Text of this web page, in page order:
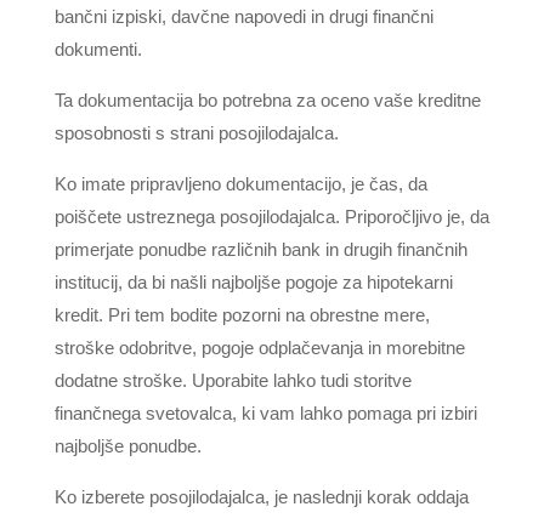
bančni izpiski, davčne napovedi in drugi finančni
dokumenti.
Ta dokumentacija bo potrebna za oceno vaše kreditne
sposobnosti s strani posojilodajalca.
Ko imate pripravljeno dokumentacijo, je čas, da
poiščete ustreznega posojilodajalca. Priporočljivo je, da
primerjate ponudbe različnih bank in drugih finančnih
institucij, da bi našli najboljše pogoje za hipotekarni
kredit. Pri tem bodite pozorni na obrestne mere,
stroške odobritve, pogoje odplačevanja in morebitne
dodatne stroške. Uporabite lahko tudi storitve
finančnega svetovalca, ki vam lahko pomaga pri izbiri
najboljše ponudbe.
Ko izberete posojilodajalca, je naslednji korak oddaja